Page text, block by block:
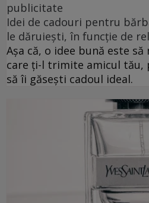
publicitate
Idei de cadouri pentru
le dăruiești, în funcție de
Așa că, o idee bună este
care ți-l trimite amicul tău,
să îi găsești cadoul ideal.